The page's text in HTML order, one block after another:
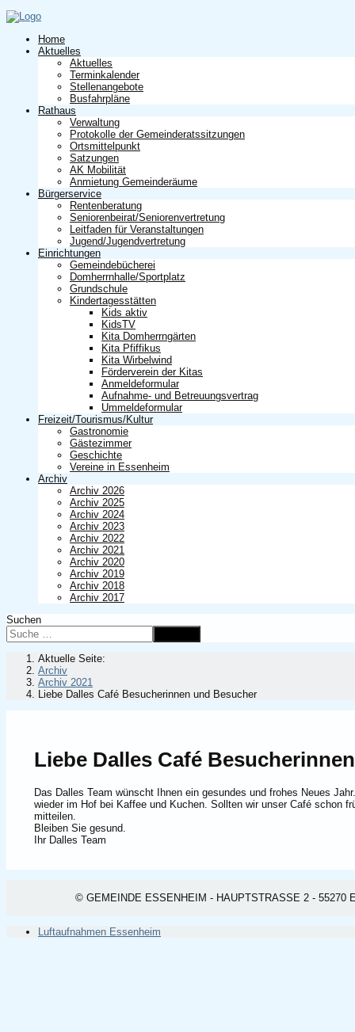
Home
Aktuelles
Aktuelles
Terminkalender
Stellenangebote
Busfahrpläne
Rathaus
Verwaltung
Protokolle der Gemeinderatssitzungen
Ortsmittelpunkt
Satzungen
AK Mobilität
Anmietung Gemeinderäume
Bürgerservice
Rentenberatung
Seniorenbeirat/Seniorenvertretung
Leitfaden für Veranstaltungen
Jugend/Jugendvertretung
Einrichtungen
Gemeindebücherei
Domherrnhalle/Sportplatz
Grundschule
Kindertagesstätten
Kids aktiv
KidsTV
Kita Domherrngärten
Kita Pfiffikus
Kita Wirbelwind
Förderverein der Kitas
Anmeldeformular
Aufnahme- und Betreuungsvertrag
Ummeldeformular
Freizeit/Tourismus/Kultur
Gastronomie
Gästezimmer
Geschichte
Vereine in Essenheim
Archiv
Archiv 2026
Archiv 2025
Archiv 2024
Archiv 2023
Archiv 2022
Archiv 2021
Archiv 2020
Archiv 2019
Archiv 2018
Archiv 2017
Suchen
Aktuelle Seite:
Archiv
Archiv 2021
Liebe Dalles Café Besucherinnen und Besucher
Liebe Dalles Café
Das Dalles Team wünscht Ihnen ein gesundes und frohes Neues
wieder im Hof bei Kaffee und Kuchen. Sollten wir unser Café schon
mitteilen.
Bleiben Sie gesund.
Ihr Dalles Team
© GEMEINDE ESSENHEIM - HAUPTSTRASSE 2 - 55270
Luftaufnahmen Essenheim